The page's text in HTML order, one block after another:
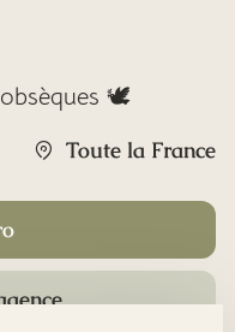
obsèques 🕊️
Toute la France